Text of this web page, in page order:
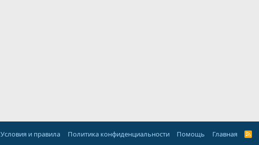
Условия и правила Политика конфиденциальности Помощь Главная
R